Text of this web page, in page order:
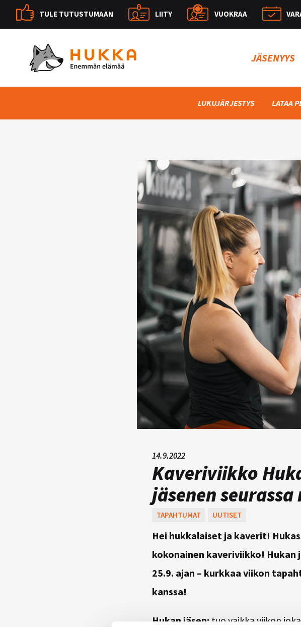
TULE TUTUSTUMAAN LIITY VUOKRAA
JÄSENYYS
LUKUJÄRJESTYS LATAA
14.9.2022
Kaveriviikko
jäsenen
TAPAHTUMAT UUTISET
Hei hukkalaiset ja kaverit!
kokonainen kaveriviikko! Hukan
25.9. ajan – kurkkaa viikon
kanssa!
Hukan jäsen: tuo vaikka viikon